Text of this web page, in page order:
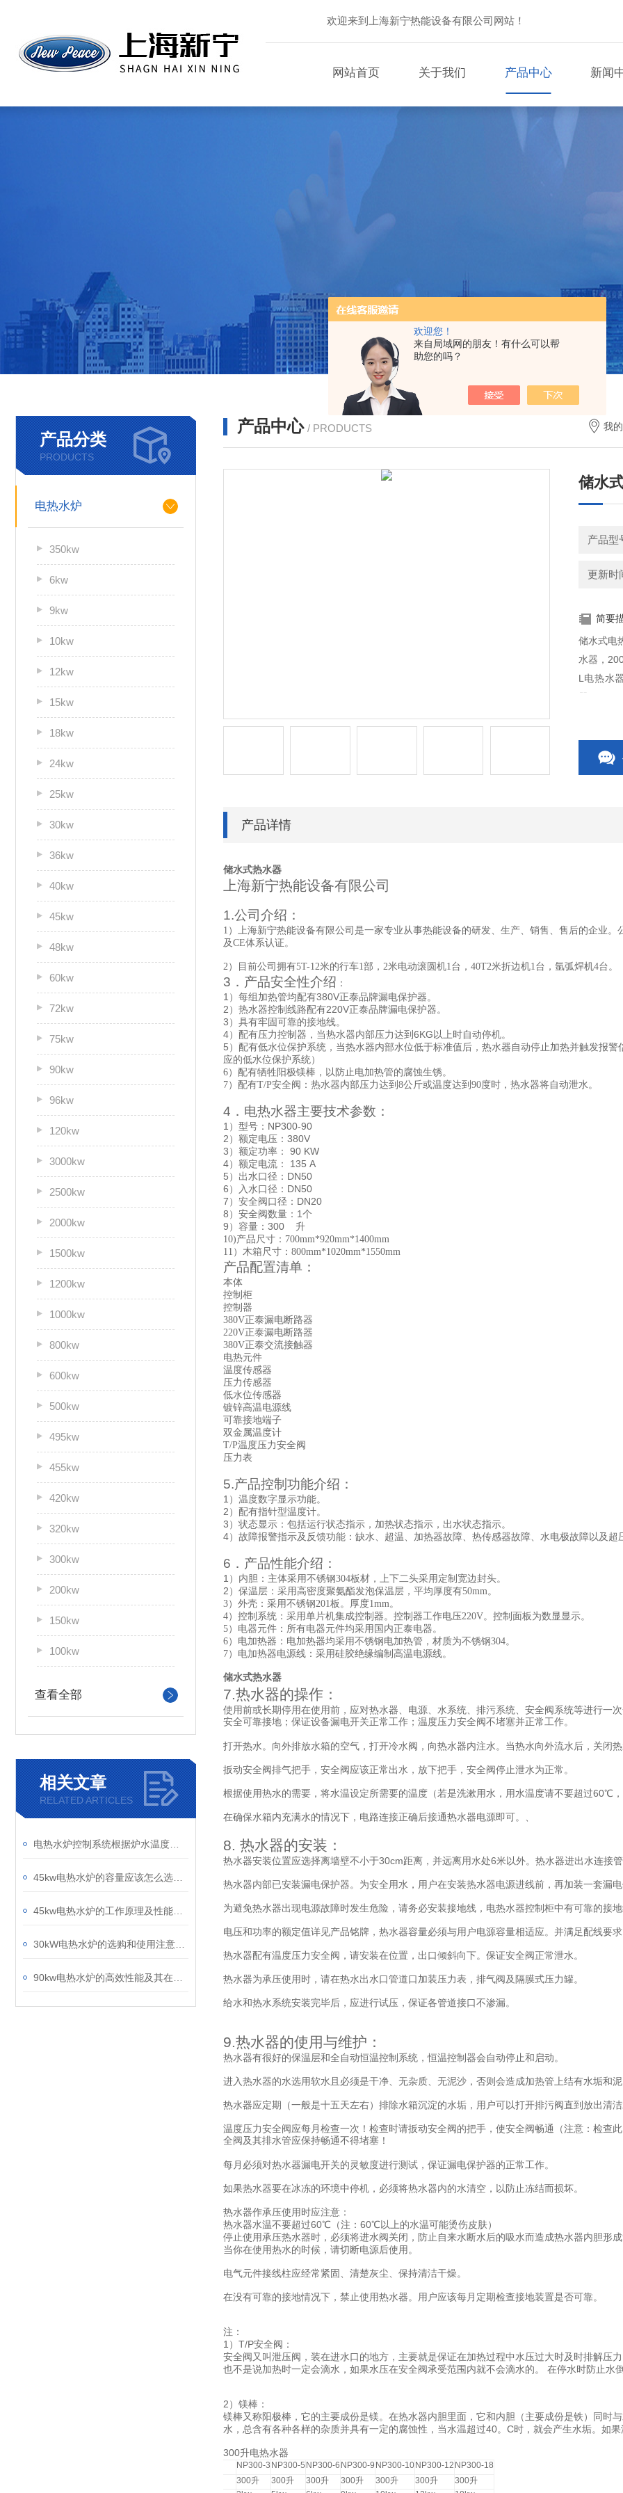
欢迎您！
来自局域网的朋友！有什么可以帮
助您的吗？
欢迎来到上海新宁热能设备有限公司网站！
网站首页 关于我们 产品中心 新闻
产品分类
PRODUCTS
电热水炉
350kw
6kw
9kw
10kw
12kw
15kw
18kw
24kw
25kw
30kw
36kw
40kw
45kw
48kw
60kw
72kw
75kw
90kw
96kw
120kw
3000kw
2500kw
2000kw
1500kw
1200kw
1000kw
800kw
600kw
500kw
495kw
455kw
420kw
320kw
300kw
200kw
150kw
100kw
查看全部
相关文章
RELATED ARTICLES
产品中心 / PRODUCTS 我
储水
产品型
更新时
简要
储水式电
水器，
L电热水
产品详情
储水式热水器
上海新宁热能设备有限公司
1.公司介绍：
1 ）上海新宁热能设备有限公司是一家专业从事热能设备的研发、生产、销售、售后的企业
及CE体系认证。
2）目前公司拥有5T-12米的行车1部，2米电动滚圆机1台，40T2米折边机1台，氩弧焊机4台。
3 ．产品安全性介绍 ：
1 ）每组加热管均配有380V正泰品牌漏电保护器。
2 ）热水器控制线路配有220V正泰品牌漏电保护器。
3 ）具有牢固可靠的接地线。
4）配有压力控制器，当热水器内部压力达到 6KG 以上时自动停机。
5 ）配有低水位保护系统， 当热水器内部水位低于标准值后，热水器自动停止加热并触发报
应的低水位保护系统）
6）配有牺牲阳极镁棒，以防止电加热管的腐蚀生锈。
7）配有T/P安全阀：热水器内部压力达到8公斤或温度达到90度时，热水器将自动泄水。
4 ．电热水器主要技术参数：
1 ）型号： NP300-90
2 ）额定电压： 380V
3 ）额定功率：
90 KW
4）额定电流：
135 A
5 ）出水口径： DN50
6 ）入水口径： DN50
7 ）安全阀口径： DN20
8 ）安全阀数量： 1 个
9 ）容量： 300 升
10)产品尺寸：700mm*920mm*1400mm
11 ）木箱尺寸：800mm*1020mm*1550mm
产品配置清单：
本体
控制柜
控制器
380V正泰漏电断路器
220V正泰漏电断路器
380V正泰交流接触器
电热元件
温度传感器
压力传感器
低水位传感器
镀锌高温电源线
可靠接地端子
双金属温度计
T/P温度压力安全阀
压力表
5.产品控制功能介绍：
1 ）温度数字显示功能。
2 ）配有指针型温度计。
3 ）状态显示：包括运行状态指示，加热状态指示，出水状态指示。
4）故障报警指示及反馈功能：缺水、超温、加热器故障、热传感器故障、水电极故障以及超
6 ．产品性能介绍：
1 ） 内胆：主体采用不锈钢304板材，上下二头采用定制宽边封头。
2 ） 保温层：采用高密度聚氨酯发泡保温层，平均厚度有50mm。
3）外壳：采用不锈钢201板。厚度1mm。
4）控制系统：采用单片机集成控制器。控制器工作电压220V。控制面板为数显显示。
5）电器元件：所有电器元件均采用国内正泰电器。
6）电加热器：电加热器均采用不锈钢电加热管，材质为不锈钢304。
7）电加热器电源线：采用硅胶绝缘编制高温电源线。
储水式热水器
7.热水器的操作：
使用前或长期停用在使用前，应对热水器、电源、水系统、排污系统、安全阀系统等进行一
安全可靠接地；保证设备漏电开关正常工作；温度压力安全阀不堵塞并正常工作。
打开热水。向外排放水箱的空气，打开冷水阀，向热水器内注水。当热水向外流水后，关闭
扳动安全阀排气把手，安全阀应该正常出水，放下把手，安全阀停止泄水为正常。
根据使用热水的需要，将水温设定所需要的温度（若是洗漱用水，用水温度请不要超过60℃
在确保水箱内充满水的情况下，电路连接正确后接通热水器电源即可。、
8. 热水器的安装：
热水器安装位置应选择离墙壁不小于30cm距离，并远离用水处6米 以外。热水器进出水连接
热水器内部已安装漏电保护器。为安全用水，用户在安装热水器电源进线前，再加装一套漏
为避免热水器出现电源故障时发生危险，请务必安装接地线，电热水器控制柜中有可靠的接
电压和功率的额定值详见产品铭牌，热水器容量必须与用户电源容量相适应。并满足配线要
热水器配有温度压力安全阀，请安装在位置，出口倾斜向下。保证安全阀正常泄水。
热水器为承压使用时，请在热水出水口管道口加装压力表，排气阀及隔膜式压力罐。
给水和热水系统安装完毕后，应进行试压，保证各管道接口不渗漏。
9.热水器的使用与维护：
热水器有很好的保温层和全自动恒温控制系统，恒温控制器会自动停止和启动。
进入热水器的水选用软水且必须是干净、无杂质、无泥沙，否则会造成加热管上结有水垢和
热水器应定期（一般是十五天左右）排除水箱沉淀的水垢，用户可以打开排污阀直到放出清
温度压力安全阀应每月检查一次！检查时请扳动安全阀的把手，使安全阀畅通（注意：检查
全阀及其排水管应保持畅通不得堵塞！
每月必须对热水器漏电开关的灵敏度进行测试，保证漏电保护器的正常工作。
如果热水器要在冰冻的环境中停机，必须将热水器内的水清空，以防止冻结而损坏。
热水器作承压使用时应注意：
热水器水温不要超过60℃ （注： 60℃ 以上的水温可能烫伤皮肤）
停止使用承压热水器时，必须将进水阀关闭，防止自来水断水后的吸水而造成热水器内胆形
当你在使用热水的时候，请切断电源后使用。
电气元件接线柱应经常紧固、清楚灰尘、保持清洁干燥。
在没有可靠的接地情况下，禁止使用热水器。用户应该每月定期检查接地装置是否可靠。
注：
1 ） T/P安全阀：
安全阀又叫 泄压阀 ，装在进水口的地方，主要就是保证在加热过程中水压过大时及时排解
也不是说加热时一定会滴水，如果水压在安全阀承受范围内就不会滴水的。
在停水时防止水
2 ） 镁棒：
镁棒又称阳极棒 ，它的主要成份是镁。在热水器内胆里面，它和内胆（主要成份是铁）同时
水，总含有各种各样的杂质并具有一定的腐蚀性，当水温超过40。 C时，就会产生水垢。如
300升电热水器
NP300-3 NP300-5 NP300-6 NP300-9 NP300-10 NP300-12 NP300-18
300升 300升 300升 300升 300升 300升 300升